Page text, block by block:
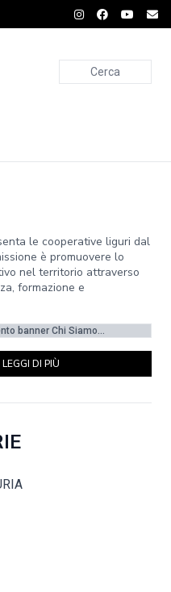
Cerca
le cooperative liguri dal
è promuovere lo
nel territorio attraverso
formazione e
banner Chi Siamo...
LEGGI DI PIÙ